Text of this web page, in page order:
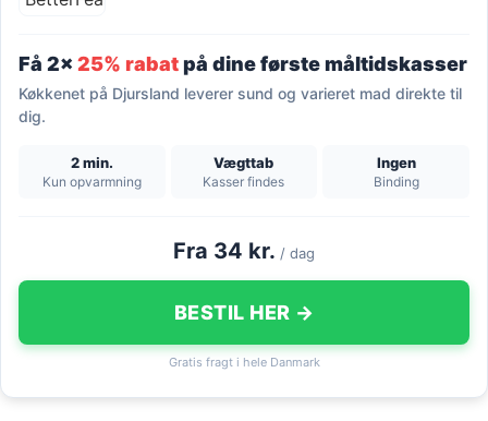
Få 2x 25% rabatpå dine første måltidskasser
Køkkenet på Djursland leverer sund og varieret mad direkte til
dig.
2 min.
Kun opvarmning
Vægttab
Kasser findes
Ingen
Binding
Fra 34 kr. / dag
BESTIL HER →
Gratis fragt i hele Danmark